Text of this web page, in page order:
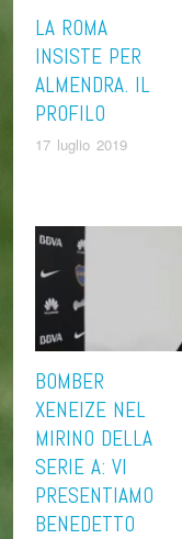
LA ROMA
INSISTE PER
ALMENDRA. IL
PROFILO
17 luglio 2019
BOMBER
XENEIZE NEL
MIRINO DELLA
SERIE A: VI
PRESENTIAMO
BENEDETTO